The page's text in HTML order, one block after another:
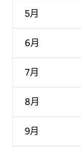
5月
6月
7月
8月
9月